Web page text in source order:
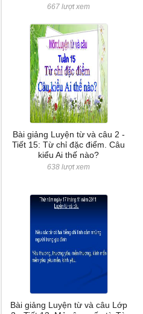
667 lượt xem
Bài giảng Luyện từ và câu 2 -
Tiết 15: Từ chỉ đặc điểm. Câu
kiểu Ai thế nào?
638 lượt xem
Bài giảng Luyện từ và câu Lớp